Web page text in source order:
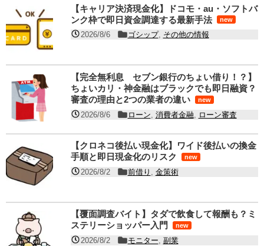
【キャリア決済現金化】ドコモ・au・ソフトバ
ンク枠で即日資金調達する最新手法
new
2026/8/6 ゴシップ, その他の情報
【完全無利息 セブン銀行のちょい借り！？】
ちょいカリ・神金融はブラックでも即日融資？
審査の理由と2つの業者の違い
new
2026/8/6 ローン 消費者金融 ローン審査
【クロネコ後払い現金化】ワイド後払いの換金
手順と即日現金化のリスク
new
2026/8/2 前借り 金策術
【覆面調査バイト】タダで飲食して報酬も？ミ
ステリーショッパー入門
new
2026/8/2 モニター, 副業